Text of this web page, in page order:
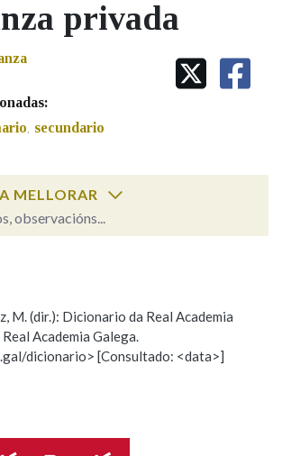
IDENTIDADE CORPORATIVA
MARCIAL DEL ADALID
CASA-MUSEO EMILIA PARDO
FIGURAS HOMENAXEADAS
PORTAL DAS PALABRAS
Bluesky privada
, secundario
MELLORAR
observacións...
OPCIÓN:
Hai un erro na palabra
a definición
M. (dir.): Dicionario da Real Academia
Academia Galega.
dicionario> [Consultado: <data>]